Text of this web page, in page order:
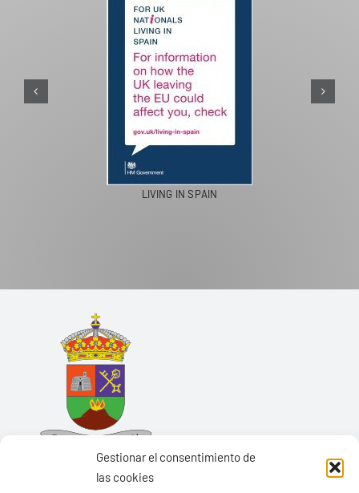
Gestionar el consentimiento de
las cookies
LIVING IN SPAIN